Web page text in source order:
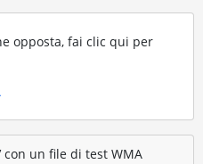
opposta, fai clic qui per
con un file di test WMA